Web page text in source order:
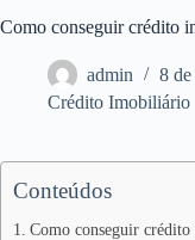
Como conseguir crédito
admin
8
Crédito Imobiliário
Conteúdos
Como conseguir